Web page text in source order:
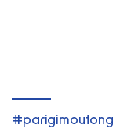
#parigimoutong